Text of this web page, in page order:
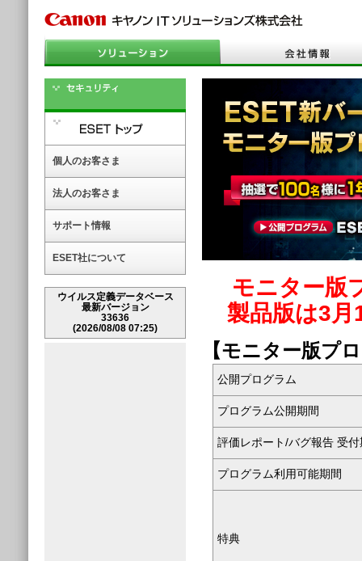
個人のお客さま
法人のお客さま
サポート情報
ESET社について
ウイルス定義データベース
最新バージョン
33636
(2026/08/08 07:25)
モニター版
製品版は3月
【モニター版プ
公開プログラム
プログラム公開期間
評価レポート/バグ報告 受付
プログラム利用可能期間
特典